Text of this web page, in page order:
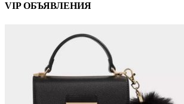
VIP ОБЪЯВЛЕНИЯ